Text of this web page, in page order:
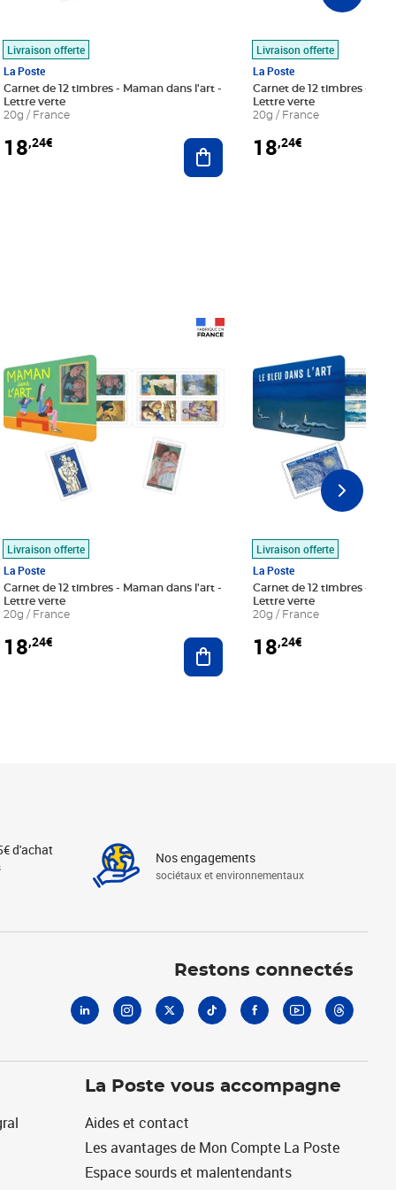
au panier
Livraison offerte
La Poste
Carnet de 12 timbres - Maman dans l'art -
Lettre verte
20g / France
18,24€ Ajouter au panier
Livraison offerte
La Poste
Carnet de 12 timbres - Le
Lettre verte
20g / France
18,24€
au panier
Livraison offerte
La Poste
Carnet de 12 timbres - Maman dans l'art -
Lettre verte
20g / France
18,24€ Ajouter au panier
Livraison offerte
La Poste
Carnet de 12 timbres - Le
Lettre verte
20g / France
18,24€
d'achat Nos engagements
sociétaux et environnementaux
Restons connectés
La Poste vous accompagne
Aides et contact
Les avantages de Mon Compte La Poste
Espace sourds et malentendants